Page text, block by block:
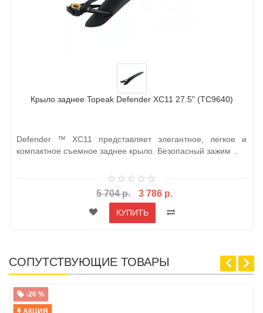
Крыло заднее Topeak Defender XC11 27.5" (TC9640)
Defender ™ XC11 представляет элегантное, легкое и
компактное съемное заднее крыло. Безопасный зажим ..
5 704 р. 3 786 р.
КУПИТЬ
СОПУТСТВУЮЩИЕ ТОВАРЫ
-26 %
АКЦИЯ